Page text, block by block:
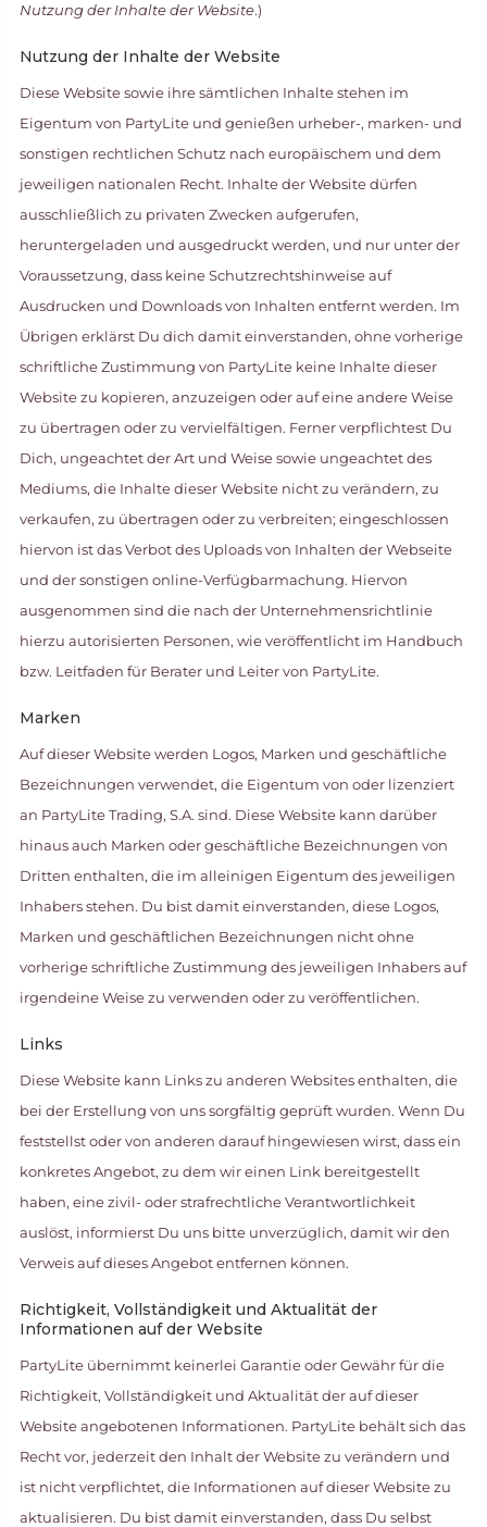
Nutzung der Inhalte der Website.)
Nutzung der Inhalte der Website
Diese Website sowie ihre sämtlichen Inhalte stehen im
Eigentum von PartyLite und genießen urheber-, marken- und
sonstigen rechtlichen Schutz nach europäischem und dem
jeweiligen nationalen Recht. Inhalte der Website dürfen
ausschließlich zu privaten Zwecken aufgerufen,
heruntergeladen und ausgedruckt werden, und nur unter der
Voraussetzung, dass keine Schutzrechtshinweise auf
Ausdrucken und Downloads von Inhalten entfernt werden. Im
Übrigen erklärst Du dich damit einverstanden, ohne vorherige
schriftliche Zustimmung von PartyLite keine Inhalte dieser
Website zu kopieren, anzuzeigen oder auf eine andere Weise
zu übertragen oder zu vervielfältigen. Ferner verpflichtest Du
Dich, ungeachtet der Art und Weise sowie ungeachtet des
Mediums, die Inhalte dieser Website nicht zu verändern, zu
verkaufen, zu übertragen oder zu verbreiten; eingeschlossen
hiervon ist das Verbot des Uploads von Inhalten der Webseite
und der sonstigen online-Verfügbarmachung. Hiervon
ausgenommen sind die nach der Unternehmensrichtlinie
hierzu autorisierten Personen, wie veröffentlicht im Handbuch
bzw. Leitfaden für Berater und Leiter von PartyLite.
Marken
Auf dieser Website werden Logos, Marken und geschäftliche
Bezeichnungen verwendet, die Eigentum von oder lizenziert
an PartyLite Trading, S.A. sind. Diese Website kann darüber
hinaus auch Marken oder geschäftliche Bezeichnungen von
Dritten enthalten, die im alleinigen Eigentum des jeweiligen
Inhabers stehen. Du bist damit einverstanden, diese Logos,
Marken und geschäftlichen Bezeichnungen nicht ohne
vorherige schriftliche Zustimmung des jeweiligen Inhabers auf
irgendeine Weise zu verwenden oder zu veröffentlichen.
Links
Diese Website kann Links zu anderen Websites enthalten, die
bei der Erstellung von uns sorgfältig geprüft wurden. Wenn Du
feststellst oder von anderen darauf hingewiesen wirst, dass ein
konkretes Angebot, zu dem wir einen Link bereitgestellt
haben, eine zivil- oder strafrechtliche Verantwortlichkeit
auslöst, informierst Du uns bitte unverzüglich, damit wir den
Verweis auf dieses Angebot entfernen können.
Richtigkeit, Vollständigkeit und Aktualität der
Informationen auf der Website
PartyLite übernimmt keinerlei Garantie oder Gewähr für die
Richtigkeit, Vollständigkeit und Aktualität der auf dieser
Website angebotenen Informationen. PartyLite behält sich das
Recht vor, jederzeit den Inhalt der Website zu verändern und
ist nicht verpflichtet, die Informationen auf dieser Website zu
aktualisieren. Du bist damit einverstanden, dass Du selbst